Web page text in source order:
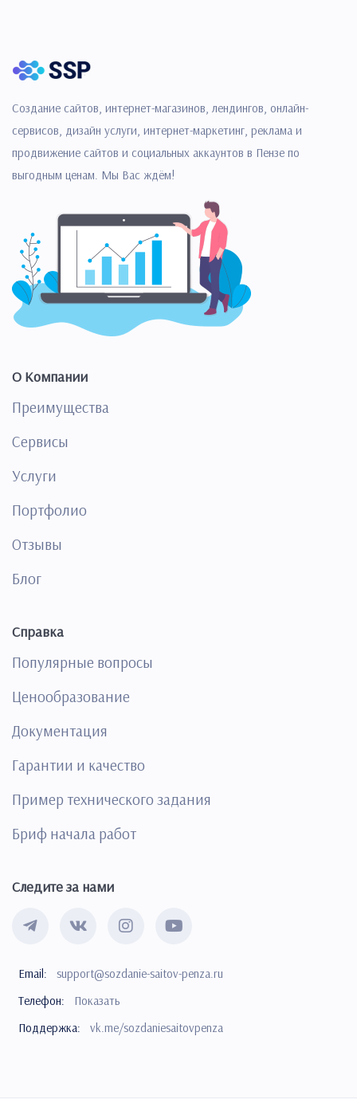
Создание сайтов, интернет-магазинов, лендингов, онлайн-
сервисов, дизайн услуги, интернет-маркетинг, реклама и
продвижение сайтов и социальных аккаунтов в Пензе по
выгодным ценам. Мы Вас ждём!
О Компании
Преимущества
Сервисы
Услуги
Портфолио
Отзывы
Блог
Справка
Популярные вопросы
Ценообразование
Документация
Гарантии и качество
Пример технического задания
Бриф начала работ
Следите за нами
Email:
support@sozdanie-saitov-penza.ru
Телефон:
Показать
Поддержка:
vk.me/sozdaniesaitovpenza